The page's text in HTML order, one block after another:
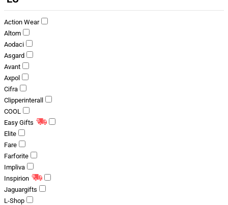
Action Wear
Altom
Aodaci
Asgard
Avant
Axpol
Cifra
Clipperinterall
COOL
Easy Gifts
Elite
Fare
Farforite
Impliva
Inspirion
Jaguargifts
L-Shop